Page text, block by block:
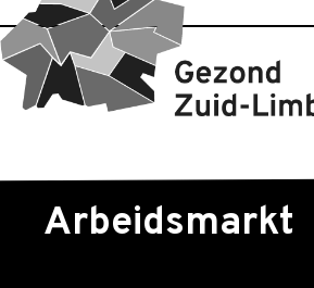
Arbeids­markt